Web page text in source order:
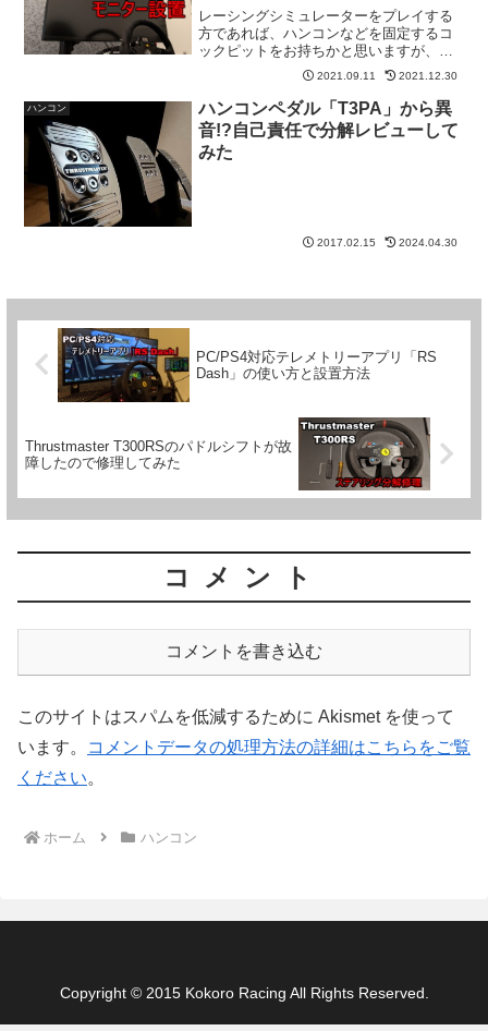
レーシングシミュレーターをプレイする
方であれば、ハンコンなどを固定するコ
ックピットをお持ちかと思いますが、そ
の際のモニター設置はどの様に固定され
ているでしょうか?私自身はこれまで自作
コックピットを改良しながら、モニター
設置についても様々な方法で試してきま
した。
2021.09.11 2021.12.30
ハンコン
ハンコンペダル「T3PA」から異
音!?自己責任で分解レビューして
みた
2017.02.15 2024.04.30
PC/PS4対応テレメトリーアプリ「RS
Dash」の使い方と設置方法
Thrustmaster T300RSのパドルシフトが故
障したので修理してみた
コメント
コメントを書き込む
このサイトはスパムを低減するために Akismet を使って
います。
コメントデータの処理方法の詳細はこちらをご覧
ください。
ホーム ハンコン
Copyright © 2015 Kokoro Racing All Rights Reserved.